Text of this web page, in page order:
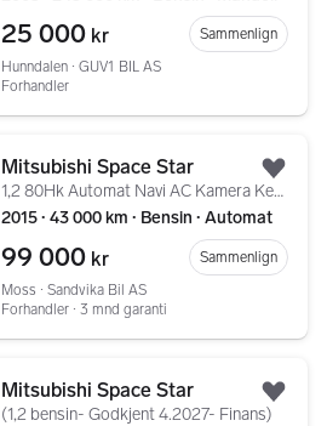
25 000 kr
Sammenlign
Hunndalen ∙ GUV1 BIL AS
Forhandler
Mitsubishi Space Star
1,2 80Hk Automat Navi AC Kamera Keyless EU-06.27 Norsk
2015 ∙ 43 000 km ∙ Bensin ∙ Automat
99 000 kr
Sammenlign
Moss ∙ Sandvika Bil AS
Forhandler ∙ 3 mnd garanti
Mitsubishi Space Star
(1,2 bensin- Godkjent 4.2027- Finans)